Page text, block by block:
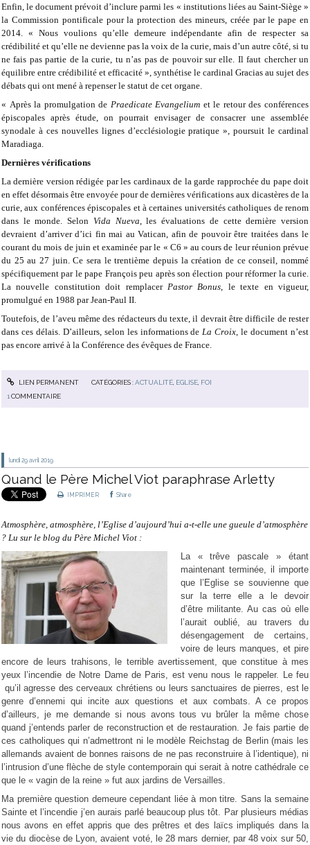
Enfin, le document prévoit d’inclure parmi les « institutions liées au Saint-Siège »
la Commission pontificale pour la protection des mineurs, créée par le pape en
2014. « Nous voulions qu’elle demeure indépendante afin de respecter sa
crédibilité et qu’elle ne devienne pas la voix de la curie, mais d’un autre côté, si tu
ne fais pas partie de la curie, tu n’as pas de pouvoir sur elle. Il faut chercher un
équilibre entre crédibilité et efficacité », synthétise le cardinal Gracias au sujet des
débats qui ont mené à repenser le statut de cet organe.
« Après la promulgation de Praedicate Evangelium et le retour des conférences
épiscopales après étude, on pourrait envisager de consacrer une assemblée
synodale à ces nouvelles lignes d’ecclésiologie pratique », poursuit le cardinal
Maradiaga.
Dernières vérifications
La dernière version rédigée par les cardinaux de la garde rapprochée du pape doit
en effet désormais être envoyée pour de dernières vérifications aux dicastères de la
curie, aux conférences épiscopales et à certaines universités catholiques de renom
dans le monde. Selon Vida Nueva, les évaluations de cette dernière version
devraient d’arriver d’ici fin mai au Vatican, afin de pouvoir être traitées dans le
courant du mois de juin et examinée par le « C6 » au cours de leur réunion prévue
du 25 au 27 juin. Ce sera le trentième depuis la création de ce conseil, nommé
spécifiquement par le pape François peu après son élection pour réformer la curie.
La nouvelle constitution doit remplacer Pastor Bonus, le texte en vigueur,
promulgué en 1988 par Jean-Paul II.
Toutefois, de l’aveu même des rédacteurs du texte, il devrait être difficile de rester
dans ces délais. D’ailleurs, selon les informations deLa Croix, le document n’est
pas encore arrivé à la Conférence des évêques de France.
LIEN PERMANENT CATÉGORIES :ACTUALITÉ, EGLISE, FOI
1 COMMENTAIRE
lundi 29 avril 2019
Quand le Père Michel Viot paraphrase Arletty
IMPRIMER Share
Atmosphère, atmosphère, l’Eglise d’aujourd’hui a-t-elle une gueule d’atmosphère
? Lu sur le blog du Père Michel Viot :
La « trêve pascale » étant
maintenant terminée, il importe
que l’Eglise se souvienne que
sur la terre elle a le devoir
d’être militante. Au cas où elle
l’aurait oublié, au travers du
désengagement de certains,
voire de leurs manques, et pire
encore de leurs trahisons, le terrible avertissement, que constitue à mes
yeux l’incendie de Notre Dame de Paris, est venu nous le rappeler. Le feu
qu’il agresse des cerveaux chrétiens ou leurs sanctuaires de pierres, est le
genre d’ennemi qui incite aux questions et aux combats. A ce propos
d’ailleurs, je me demande si nous avons tous vu brûler la même chose
quand j’entends parler de reconstruction et de restauration. Je fais partie de
ces catholiques qui n’admettront ni le modèle Reichstag de Berlin (mais les
allemands avaient de bonnes raisons de ne pas reconstruire à l’identique), ni
l’intrusion d’une flèche de style contemporain qui serait à notre cathédrale ce
que le « vagin de la reine » fut aux jardins de Versailles.
Ma première question demeure cependant liée à mon titre. Sans la semaine
Sainte et l’incendie j’en aurais parlé beaucoup plus tôt. Par plusieurs médias
nous avons en effet appris que des prêtres et des laïcs impliqués dans la
vie du diocèse de Lyon, avaient voté, le 28 mars dernier, par 48 voix sur 50,